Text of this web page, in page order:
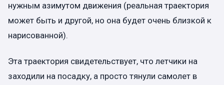
нужным азимутом движения (реальная траектория
может быть и другой, но она будет очень близкой к
нарисованной).
Эта траектория свидетельствует, что летчики на
заходили на посадку, а просто тянули самолет в